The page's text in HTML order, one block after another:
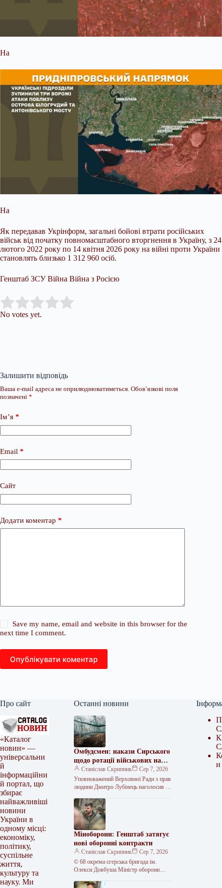
На
На
Як передавав Укрінформ, загальні бойові втрати російських
військ від початку повномасштабного вторгнення в Україну, з 24
лютого 2022 року по 14 квітня 2026 року на війні проти України
становлять близько 1 312 960 осіб.
Генштаб ЗСУ Війна Війна з Росією
Rate this item:
No votes yet.
Залишити відповідь
Ваша e-mail адреса не оприлюднюватиметься. Обов’язкові поля
позначені *
Ім’я *
Email *
Сайт
Додати коментар *
Save my name, email and website in this browser for the
next time I comment.
Опублікувати коментар
Про сайт
«Каталог
новин» —
універсальни
й
інформаційни
й портал, що
збирає
найважливіші
новини
України в
одному місці:
економіку,
політику,
суспільне
життя,
культуру та
науку. Ми
Останні новини
Омбудсмен: накази Сирського
щодо ротації військових на
передовій не дотримуються
Станіслав Скрипник
Сер 7, 2026
Уповноважений Верховної Ради з прав
людини Дмитро Лубінець наголосив на
Збройних Силах України: тривалості
перебування…
Міноборони: Генштаб затягує
нові оборонні контракти
Станіслав Скрипник
Сер 7, 2026
© 68 окрема єгерська бригада ім.
Олекси Довбуша Міністр оборони
саботує запровадження нової системи
и